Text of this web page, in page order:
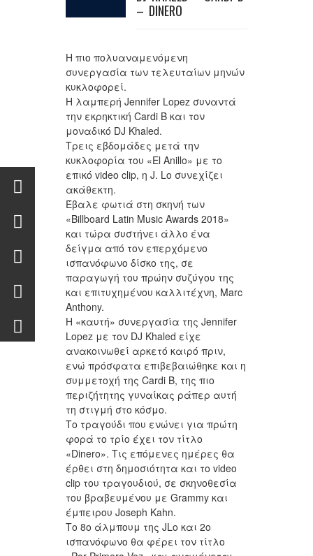
– DINERO
Η πιο πολυαναμενόμενη
συνεργασία των τελευταίων μηνών
κυκλοφορεί.
Η λαμπερή Jennifer Lopez συναντά
την εκρηκτική Cardi B και τον
μοναδικό DJ Khaled.
Τρεις εβδομάδες μετά την
κυκλοφορία του «El Anillo» με το
επικό video clip, η J. Lo συνεχίζει
ακάθεκτη.
Έβαλε φωτιά στη σκηνή των
«Billboard Latin Music Awards 2018»
και τώρα συστήνει άλλο ένα
δείγμα από τον επερχόμενο
ισπανόφωνο δίσκο της, σε
παραγωγή του πρώην συζύγου της
και επιτυχημένου καλλιτέχνη, Marc
Anthony.
Η «καυτή» συνεργασία της Jennifer
Lopez με τον DJ Khaled είχε
ανακοινωθεί αρκετό καιρό πριν,
ενώ πρόσφατα επιβεβαιώθηκε και η
συμμετοχή της Cardi B, της πιο
περιζήτητης γυναίκας ράπερ αυτή
τη στιγμή στο κόσμο.
Το τραγούδι που ενώνει για πρώτη
φορά το τρίο έχει τον τίτλο
«Dinero». Τις επόμενες ημέρες θα
έρθει στη δημοσιότητα και το video
clip του τραγουδιού, σε σκηνοθεσία
του βραβευμένου με Grammy και
έμπειρου Joseph Kahn.
Το 8ο άλμπουμ της JLo και 2ο
ισπανόφωνο θα φέρει τον τίτλο